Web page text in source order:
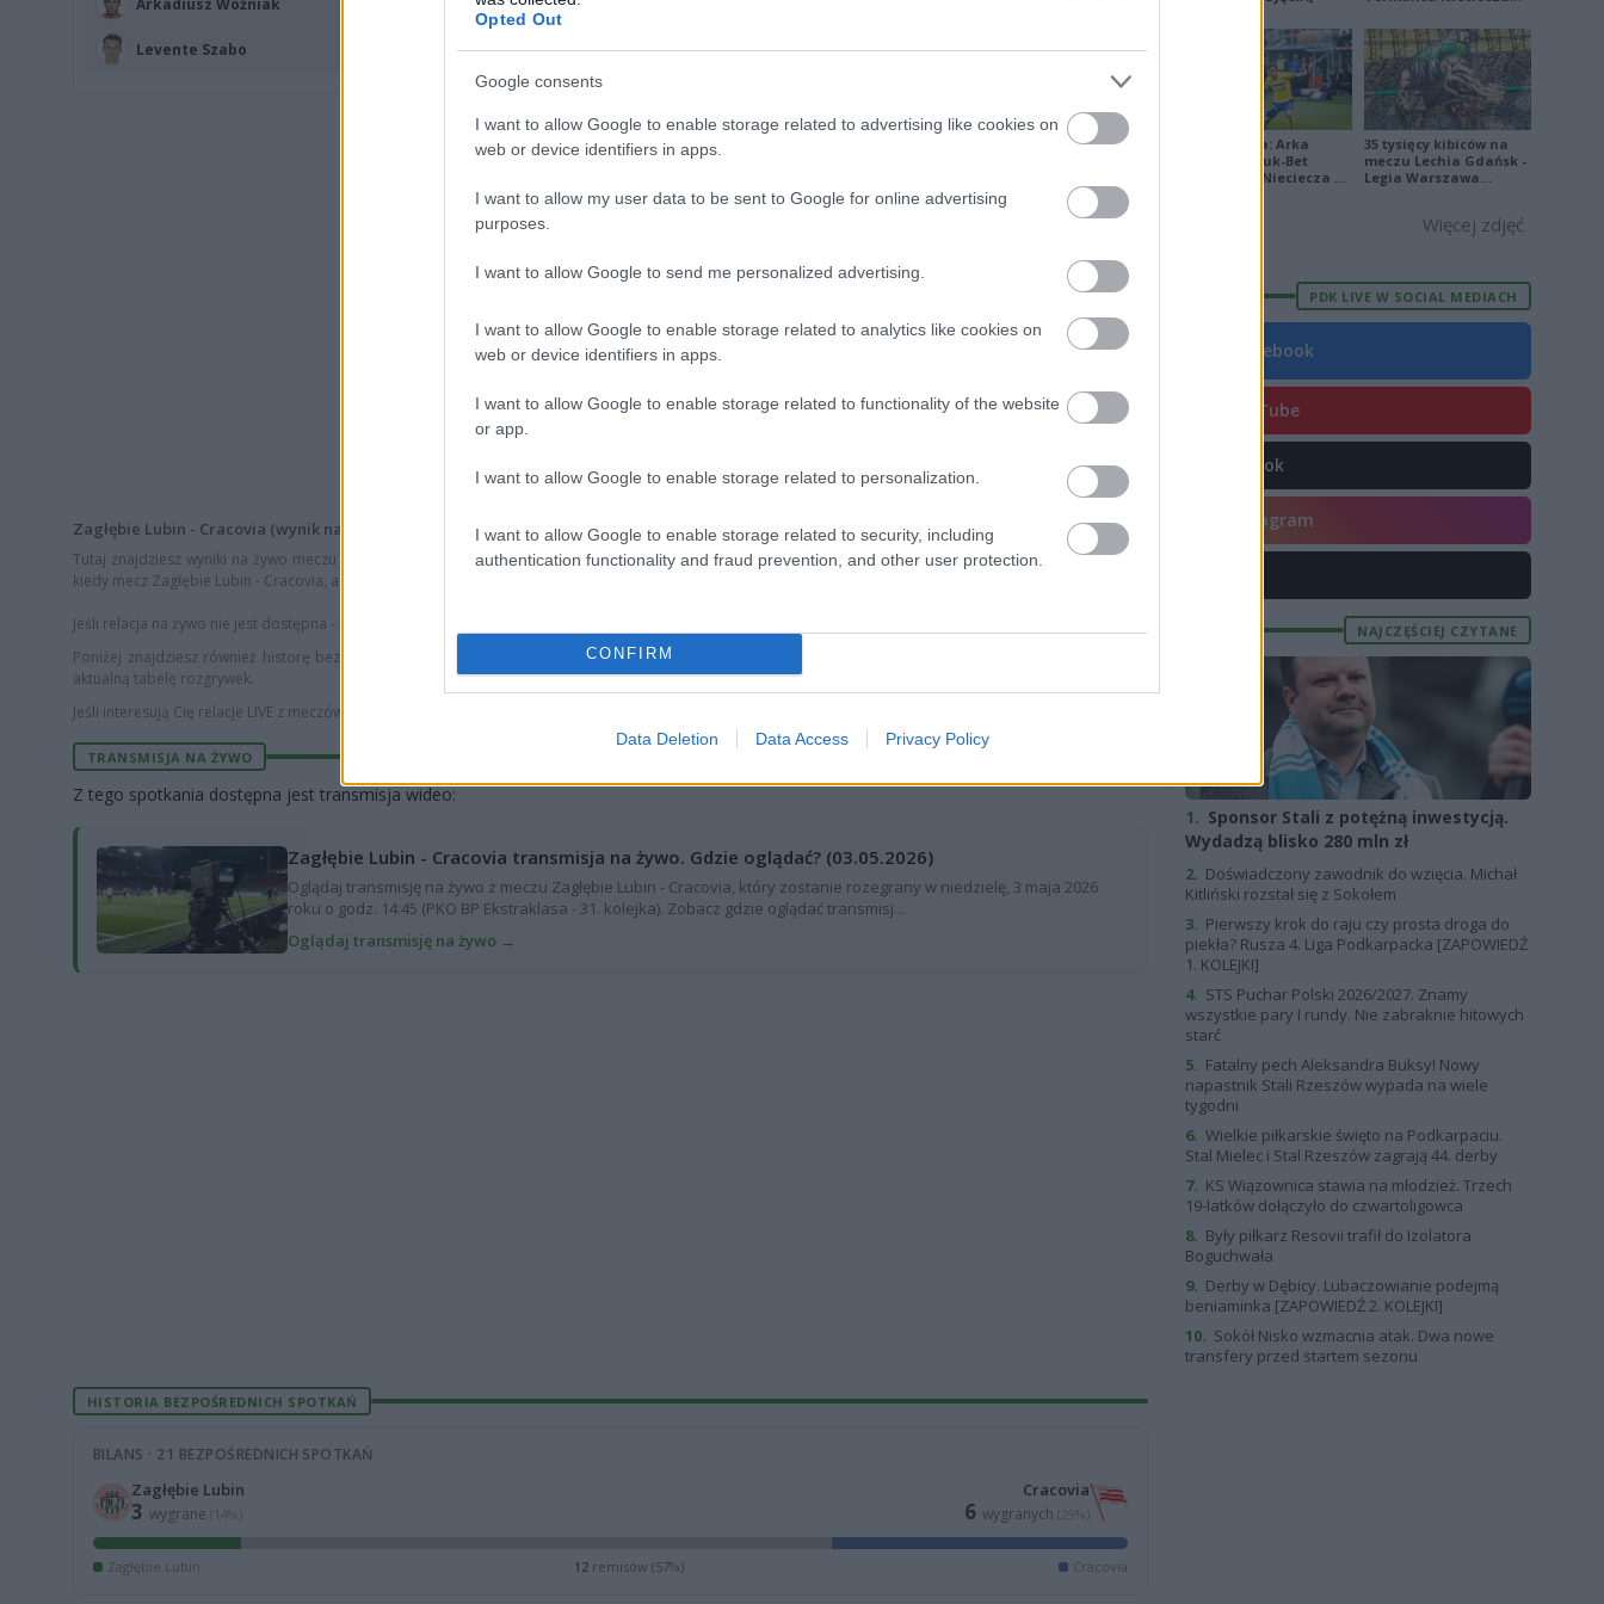
Opted Out
Google consents
I want to allow Google to enable storage related to advertising like cookies on
web or device identifiers in apps.
I want to allow my user data to be sent to Google for online advertising
purposes.
I want to allow Google to send me personalized advertising.
I want to allow Google to enable storage related to analytics like cookies on
web or device identifiers in apps.
I want to allow Google to enable storage related to functionality of the website
or app.
I want to allow Google to enable storage related to personalization.
I want to allow Google to enable storage related to security, including
authentication functionality and fraud prevention, and other user protection.
CONFIRM
Data Deletion Data Access Privacy Policy
Levente Szabo Martin Minchev
Zagłębie Lubin - Cracovia (wynik na żywo, relacja live)
Tutaj znajdziesz wyniki na żywo meczu Zagłębie Lubin - Cracoviaw ramach 31. kolejki - Ekstraklasa. Informacje meczowe, relacja na żywo (jeśli dostępna),
kiedy mecz Zagłębie Lubin - Cracovia, a także strzelcy bramek i szczegóły meczowe. Relacja LIVE - jeśli dostępna pojawi się poniżej.
Jeśli relacja na żywo nie jest dostępna - przy meczu widnieje adnotacja TWK (tylko wynik końcowy)
Poniżej znajdziesz również historę bezpośrednich spotkań
Zagłębie Lubin vs. Cracovia
aktualną tabelę rozgrywek.
Jeśli interesują Cię relacje LIVE z meczów piłki nożnej, sprawdź naszą stronę
TRANSMISJA NA ŻYWO
Z tego spotkania dostępna jest transmisja wideo:
Zagłębie Lubin - Cracovia transmisja na żywo. Gdzie oglądać? (03.05.2026)
Oglądaj transmisję na żywo z meczu Zagłębie Lubin - Cracovia, który zostanie rozegrany w niedzielę, 3 maja 2026
roku o godz. 14:45 (PKO BP Ekstraklasa - 31. kolejka). Zobacz gdzie oglądać transmisj...
Oglądaj transmisję na żywo →
HISTORIA BEZPOŚREDNICH SPOTKAŃ
BILANS · 21 BEZPOŚREDNICH SPOTKAŃ
Zagłębie Lubin
3 wygrane (14%)
Cracovia
6 wygranych (29%)
Zagłębie Lubin 12 remisów (57%) Cracovia
Ekstraklasa: Arka
Gdynia - Bruk-Bet
Termalica Nieciecza 2-
35 tysięcy kibiców na
meczu Lechia Gdańsk -
Legia Warszawa
Więcej zdjęć
PDK LIVE W SOCIAL MEDIACH
Facebook
YouTube
TikTok
Instagram
NAJCZĘŚCIEJ CZYTANE
1. Sponsor Stali z potężną inwestycją.
Wydadzą blisko 280 mln zł
2. Doświadczony zawodnik do wzięcia. Michał
Kitliński rozstał się z Sokołem
3. Pierwszy krok do raju czy prosta droga do
piekła? Rusza 4. Liga Podkarpacka [ZAPOWIEDŹ
1. KOLEJKI]
4. STS Puchar Polski 2026/2027. Znamy
wszystkie pary I rundy. Nie zabraknie hitowych
starć
5. Fatalny pech Aleksandra Buksy! Nowy
napastnik Stali Rzeszów wypada na wiele
tygodni
6. Wielkie piłkarskie święto na Podkarpaciu.
Stal Mielec i Stal Rzeszów zagrają 44. derby
7. KS Wiązownica stawia na młodzież. Trzech
19-latków dołączyło do czwartoligowca
8. Były piłkarz Resovii trafił do Izolatora
Boguchwała
9. Derby w Dębicy. Lubaczowianie podejmą
beniaminka [ZAPOWIEDŹ 2. KOLEJKI]
10. Sokół Nisko wzmacnia atak. Dwa nowe
transfery przed startem sezonu